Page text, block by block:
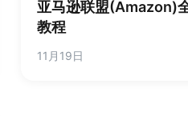
亚马逊联盟(Amazon)
教程
11月19日